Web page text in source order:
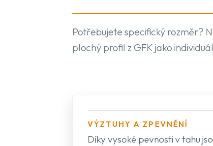
Potřebujete specifický rozměr?
plochý profil z GFK jako
VÝZTUHY A ZPEVNĚNÍ
Díky vysoké pevnosti v tahu